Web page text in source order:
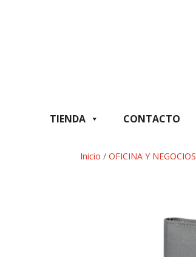
TIENDA CONTACTO
Inicio / OFICINA Y NEGOCIOS